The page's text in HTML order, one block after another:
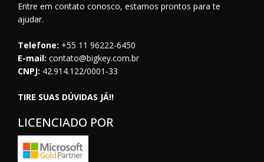
Entre em contato conosco, estamos prontos para te
ajudar.
Telefone: +55 11 96222-6450
E-mail: contato@bigkey.com.br
CNPJ: 42.914.122/0001-33
TIRE SUAS DÚVIDAS JÁ!!
LICENCIADO POR